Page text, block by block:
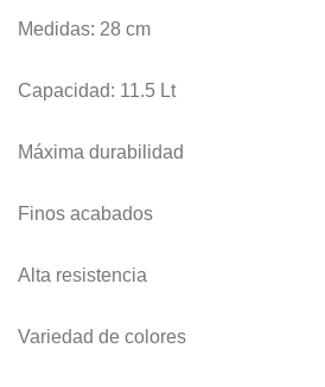
Medidas: 28 cm
Capacidad: 11.5 Lt
Máxima durabilidad
Finos acabados
Alta resistencia
Variedad de colores